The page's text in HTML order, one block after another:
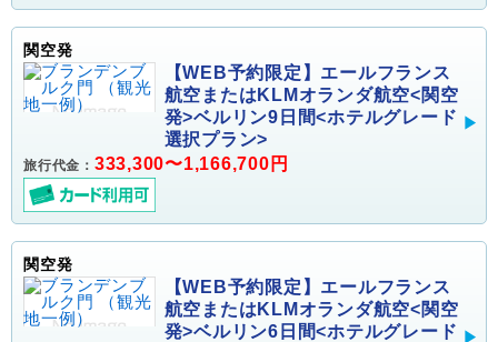
関空発
【WEB予約限定】エールフランス
航空またはKLMオランダ航空<関空
発>ベルリン9日間<ホテルグレード
選択プラン>
旅行代金： 333,300〜1,166,700円
関空発
【WEB予約限定】エールフランス
航空またはKLMオランダ航空<関空
発>ベルリン6日間<ホテルグレード